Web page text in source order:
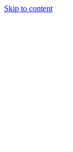
Skip to content